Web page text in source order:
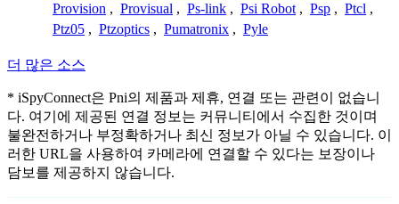
Provision , Provisual , Ps-link , Psi Robot , Psp , Ptcl ,
Ptz05 , Ptzoptics , Pumatronix , Pyle
더 많은 소스
* iSpyConnect은 Pni의 제품과 제휴, 연결 또는 관련이 없습니
다. 여기에 제공된 연결 정보는 커뮤니티에서 수집한 것이며
불완전하거나 부정확하거나 최신 정보가 아닐 수 있습니다. 이
러한 URL을 사용하여 카메라에 연결할 수 있다는 보장이나
담보를 제공하지 않습니다.